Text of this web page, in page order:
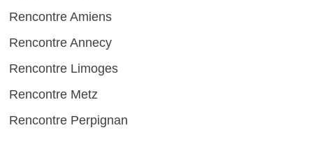
Rencontre Amiens
Rencontre Annecy
Rencontre Limoges
Rencontre Metz
Rencontre Perpignan